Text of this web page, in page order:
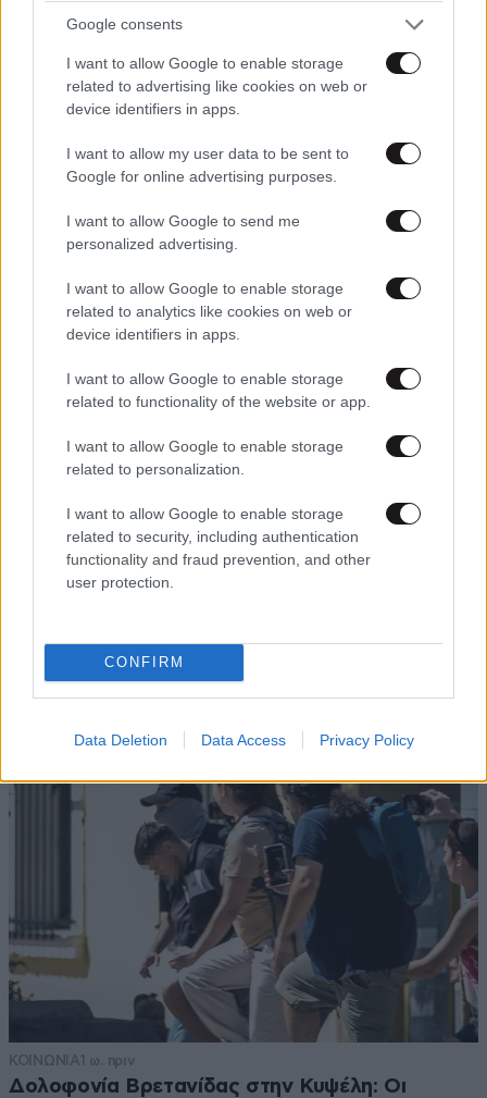
Google consents
I want to allow Google to enable storage
related to advertising like cookies on web or
device identifiers in apps.
I want to allow my user data to be sent to
Google for online advertising purposes.
I want to allow Google to send me
personalized advertising.
I want to allow Google to enable storage
related to analytics like cookies on web or
device identifiers in apps.
I want to allow Google to enable storage
related to functionality of the website or app.
I want to allow Google to enable storage
related to personalization.
I want to allow Google to enable storage
related to security, including authentication
functionality and fraud prevention, and other
user protection.
CONFIRM
Data Deletion Data Access Privacy Policy
ΚΟΙΝΩΝΙΑ1 ω. πριν
Δολοφονία Βρετανίδας στην Κυψέλη: Οι